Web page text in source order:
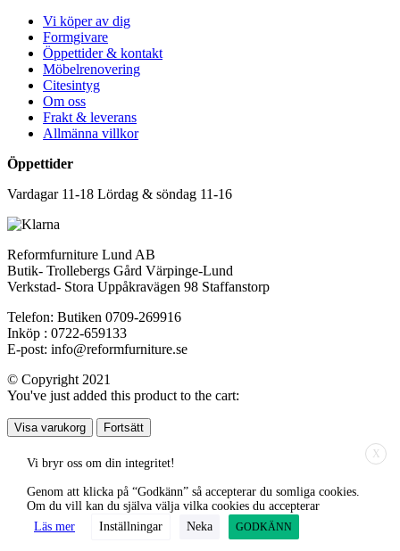
Vi köper av dig
Formgivare
Öppettider & kontakt
Möbelrenovering
Citesintyg
Om oss
Frakt & leverans
Allmänna villkor
Öppettider
Vardagar 11-18 Lördag & söndag 11-16
Reformfurniture Lund AB
Butik- Trollebergs Gård Värpinge-Lund
Verkstad- Stora Uppåkravägen 98 Staffanstorp
Telefon: Butiken 0709-269916
Inköp : 0722-659133
E-post: info@reformfurniture.se
© Copyright 2021
You've just added this product to the cart:
Visa varukorg Fortsätt
X
Vi bryr oss om din integritet!
Genom att klicka på “Godkänn” så accepterar du somliga cookies.
Om du vill kan du själva välja vilka cookies du accepterar
Läs mer
Inställningar Neka GODKÄNN